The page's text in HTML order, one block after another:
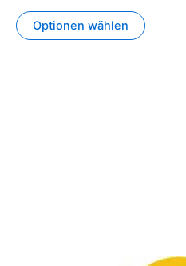
Optionen wählen